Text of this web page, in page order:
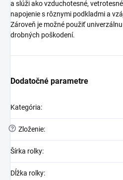
a slúži ako vzduchotesné,
napojenie s rôznymi podkladmi a
Zároveň je možné použiť
drobných poškodení.
Dodatočné parametre
Kategória:
? Zloženie:
Šírka rolky:
Dĺžka rolky: